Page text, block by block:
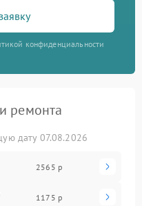
конфиденциальности
ремонта
дату 07.08.2026
2565 р
1175 р